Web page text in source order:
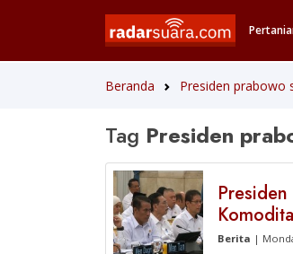
Beranda Presiden prabowo
Tag Presiden
Berita |